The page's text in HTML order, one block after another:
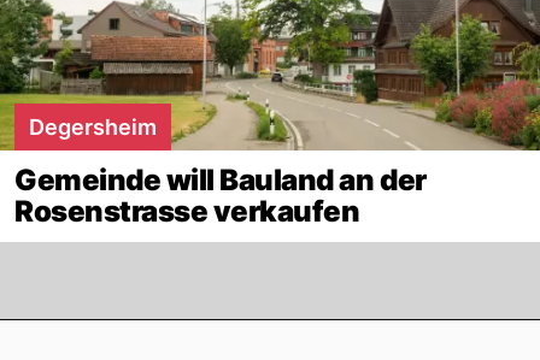
Degersheim
Gemeinde will Bauland an der
Rosenstrasse verkaufen